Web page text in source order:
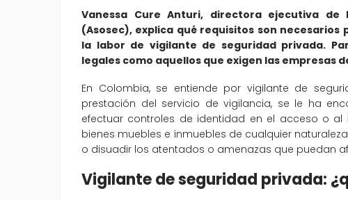
Vanessa Cure Anturi, directora ejecutiva de
(Asosec), explica qué requisitos son
la labor de vigilante de seguridad privada.
legales como aquellos que exigen las empresas
En Colombia, se entiende por vigilante de
prestación del servicio de vigilancia, se le ha
efectuar controles de identidad en el acceso o
bienes muebles e inmuebles de cualquier
o disuadir los atentados o amenazas que puedan
Vigilante de seguridad privada: